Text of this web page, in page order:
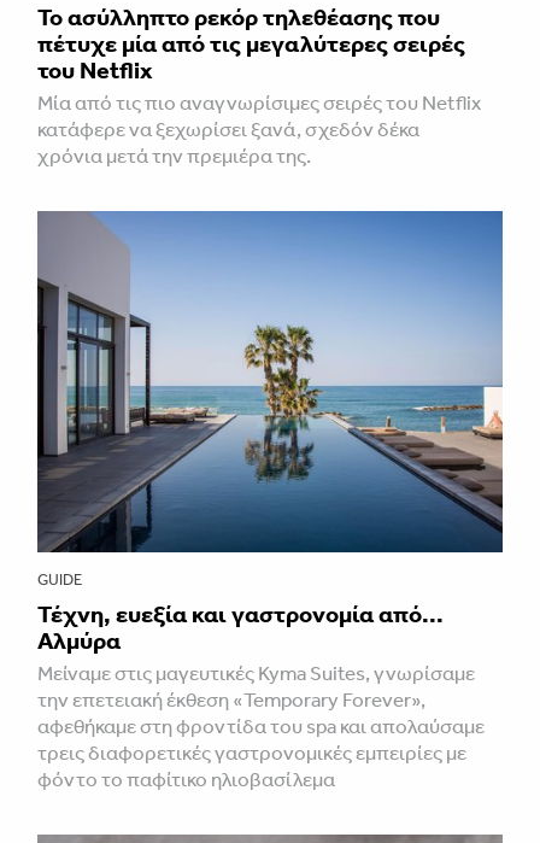
Το ασύλληπτο ρεκόρ τηλεθέασης που
πέτυχε μία από τις μεγαλύτερες σειρές
του Netflix
Μία από τις πιο αναγνωρίσιμες σειρές του Netflix
κατάφερε να ξεχωρίσει ξανά, σχεδόν δέκα
χρόνια μετά την πρεμιέρα της.
GUIDE
Τέχνη, ευεξία και γαστρονομία από...
Αλμύρα
Μείναμε στις μαγευτικές Kyma Suites, γνωρίσαμε
την επετειακή έκθεση «Temporary Forever»,
αφεθήκαμε στη φροντίδα του spa και απολαύσαμε
τρεις διαφορετικές γαστρονομικές εμπειρίες με
φόντο το παφίτικο ηλιοβασίλεμα